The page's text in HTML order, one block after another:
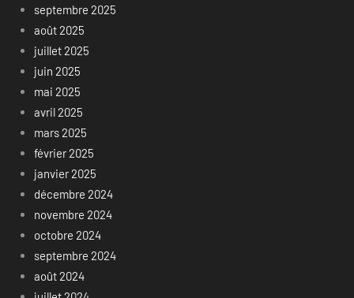
septembre 2025
août 2025
juillet 2025
juin 2025
mai 2025
avril 2025
mars 2025
février 2025
janvier 2025
décembre 2024
novembre 2024
octobre 2024
septembre 2024
août 2024